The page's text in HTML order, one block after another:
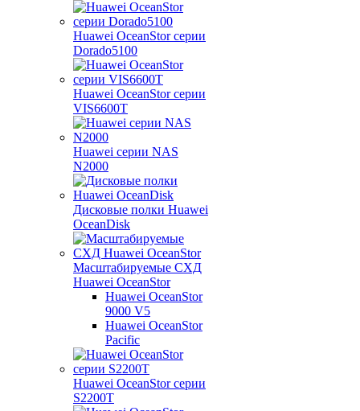
Huawei OceanStor серии
Dorado5100
Huawei OceanStor серии
VIS6600T
Huawei серии NAS
N2000
Дисковые полки Huawei
OceanDisk
Масштабируемые СХД
Huawei OceanStor
Huawei OceanStor
9000 V5
Huawei OceanStor
Pacific
Huawei OceanStor серии
S2200T